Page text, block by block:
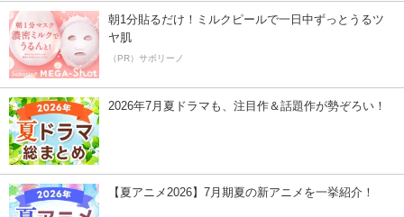
朝1分貼るだけ！ミルクピールで一日中ずっとうるツ
ヤ肌
（PR）サボリーノ
2026年7月夏ドラマも、注目作＆話題作が勢ぞろい！
【夏アニメ2026】7月期夏の新アニメを一挙紹介！